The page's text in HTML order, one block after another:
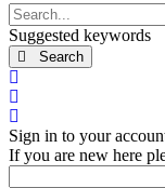
Search...
Suggested keywords
Search
Sign in to your
If you are new here